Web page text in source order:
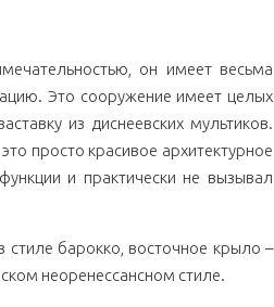
он имеет весьма
Это сооружение имеет целых
из диснеевских мультиков.
просто красивое архитектурное
и практически не вызывал
барокко, восточное крыло –
неоренессансном стиле.